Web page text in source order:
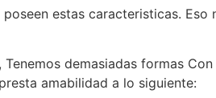
estas caracteristicas.
demasiadas formas
amabilidad a lo siguiente: